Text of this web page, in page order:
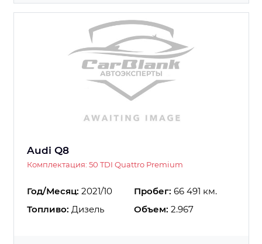
Audi Q8
Комплектация: 50 TDI Quattro Premium
Год/Месяц: 2021/10 Пробег: 66 491 км.
Топливо: Дизель Объем: 2.967